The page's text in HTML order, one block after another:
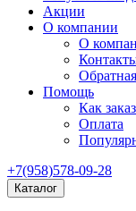
Акции
О компании
О
Помощь
Как
Оплата
+7(958)578-09-28
Каталог